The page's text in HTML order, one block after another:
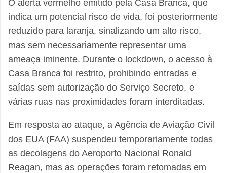
O alerta vermelho emitido pela Casa Branca, que
indica um potencial risco de vida, foi posteriormente
reduzido para laranja, sinalizando um alto risco,
mas sem necessariamente representar uma
ameaça iminente. Durante o lockdown, o acesso à
Casa Branca foi restrito, prohibindo entradas e
saídas sem autorização do Serviço Secreto, e
várias ruas nas proximidades foram interditadas.
Em resposta ao ataque, a Agência de Aviação Civil
dos EUA (FAA) suspendeu temporariamente todas
as decolagens do Aeroporto Nacional Ronald
Reagan, mas as operações foram retomadas em